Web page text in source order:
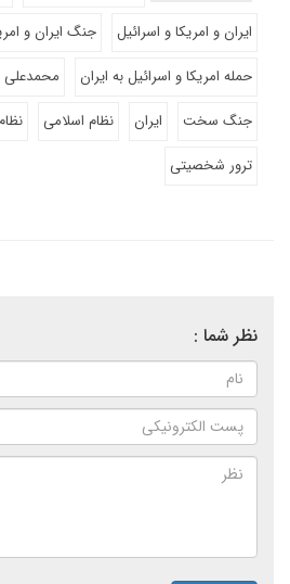
ایران و امریکا و اسرائیل
جنگ ایران و
حمله امریکا و اسرائیل به ایران
محمدعلی
جنگ سخت
ایران نظام اسلامی
ترور شخصیتی
نظر شما :